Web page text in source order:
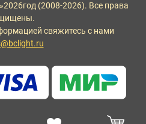
2026год (2008-2026). Все права
свяжитесь с нами